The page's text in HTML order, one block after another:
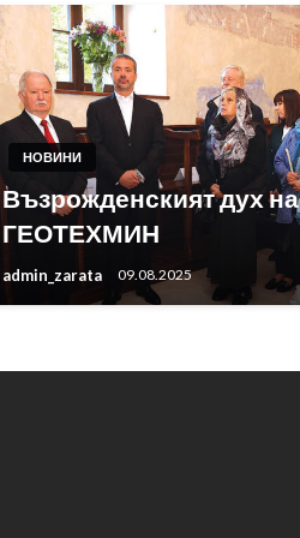
НОВИНИ
Възрожденският дух на
ГЕОТЕХМИН
admin_zarata 09.08.2025